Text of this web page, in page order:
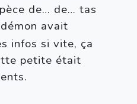
de… de… tas
avait
infos si vite, ça
petite était